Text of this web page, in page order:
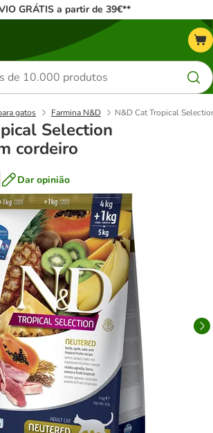
GRÁTIS a partir de 39€**
gatos Farmina N&D N&D Cat Tropical
Selection
cordeiro
Dar opinião